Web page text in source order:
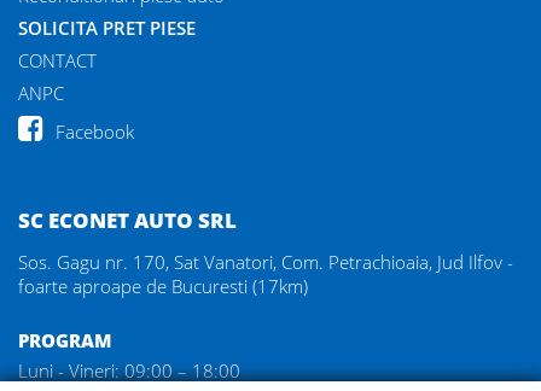
SOLICITA PRET PIESE
CONTACT
ANPC
Facebook
SC ECONET AUTO SRL
Sos. Gagu nr. 170, Sat Vanatori, Com. Petrachioaia, Jud Ilfov -
foarte aproape de Bucuresti (17km)
PROGRAM
Luni - Vineri: 09:00 – 18:00